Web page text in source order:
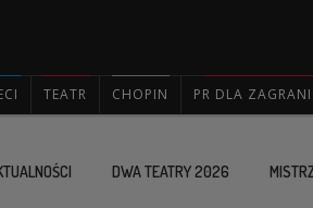
TEATR CHOPIN PR DLA

DWA TEATRY 2026